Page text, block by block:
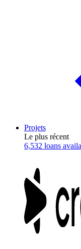
Projets
Le plus récent
6,532 loans